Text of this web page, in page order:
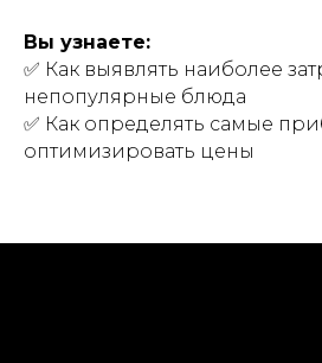
Вы узнаете:
✅ Как выявлять наиболее
непопулярные блюда
✅ Как определять самые
оптимизировать цены